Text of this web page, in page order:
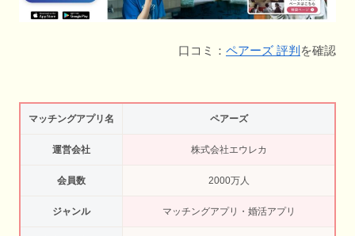
口コミ： ペアーズ 評判 を確認
マッチングアプリ名 ペアーズ
運営会社 株式会社エウレカ
会員数 2000万人
ジャンル マッチングアプリ・婚活アプリ